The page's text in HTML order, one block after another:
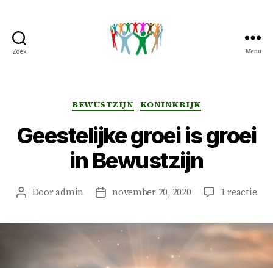
Zoek
Overduin
Menu
Categorieën
BEWUSTZIJN KONINKRIJK
Geestelijke groei is groei
in Bewustzijn
Berichtauteur
Dooradmin Berichtdatum
november 20, 2020 1 reactieop
is
in